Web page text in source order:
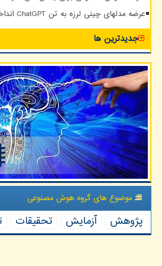
عرضه مدلهای چینی لرزه به تن ChatGPT انداخت
جدیدترین ها
موضوع های گروه هوش مصنوعی
پژوهش آزمایش تحقیقات